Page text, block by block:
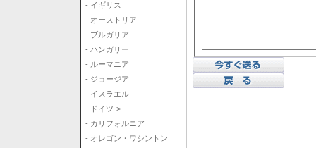
- イギリス
- オーストリア
- ブルガリア
- ハンガリー
- ルーマニア
- ジョージア
- イスラエル
- ドイツ->
- カリフォルニア
- オレゴン・ワシントン